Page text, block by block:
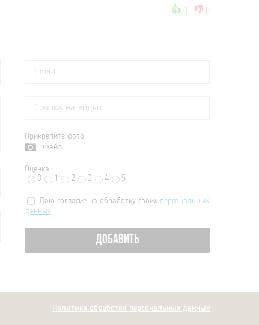
👍 0 : 👎 0
Прикрепите фото
Файл
Оценка
0
1 2 3 4 5
Даю согласие на обработку своих персональных
данных
ДОБАВИТЬ
Политика обработки персональных данных